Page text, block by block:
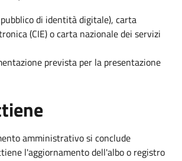
di identità digitale), carta
(CIE) o carta nazionale dei servizi
prevista per la presentazione
amministrativo si conclude
l'aggiornamento dell'albo o registro